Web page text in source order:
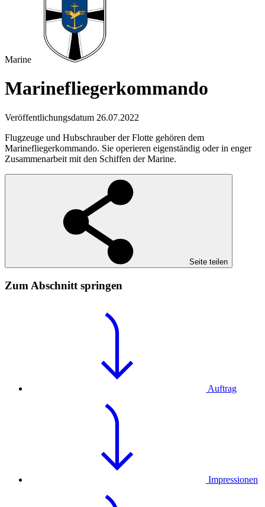
Marine
Marineflieger­kommando
Veröffentlichungsdatum 26.07.2022
Flugzeuge und Hubschrauber der Flotte gehören dem
Marinefliegerkommando. Sie operieren eigenständig oder in enger
Zusammenarbeit mit den Schiffen der Marine.
Seite teilen
Zum Abschnitt springen
Auftrag
Impressionen